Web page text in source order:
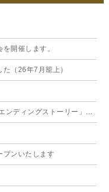
開催します。
（26年7月籠上）
社スタッフが出演いたしました（26年6月）
プンいたします